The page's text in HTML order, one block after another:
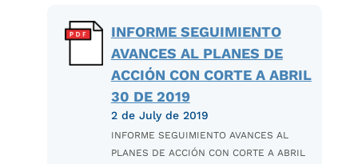
INFORME SEGUIMIENTO
AVANCES AL PLANES DE
ACCIÓN CON CORTE A ABRIL
30 DE 2019
2 de July de 2019
INFORME SEGUIMIENTO AVANCES AL
PLANES DE ACCIÓN CON CORTE A ABRIL